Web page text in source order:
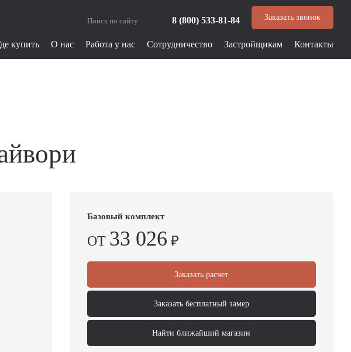
8 (800) 533-81-84 Заказать звонок
купить О нас Работа у нас Сотрудничество Застройщикам Контакты
Базовый комплект
ОТ 33 026 ₽
Заказать расчет
Заказать бесплатный замер
Найти ближайший магазин